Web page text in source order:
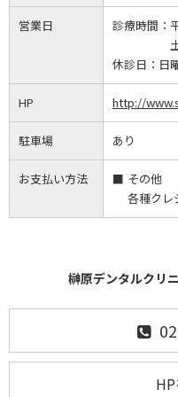
営業日 診療時間：
休診日： 日
HP http://
駐車場 あり
お支払い方法
その他
各種クレ
榊原デンタルクリ